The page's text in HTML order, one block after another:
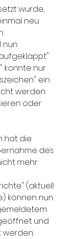
wurde,
neu
nun
konnte nur
ein
werden
oder
hat die
des
mehr
(aktuell
können nun
und